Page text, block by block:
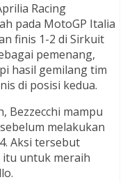
Racing
pada MotoGP Italia
finis 1-2 di Sirkuit
pemenang,
hasil gemilang tim
di posisi kedua.
Bezzecchi mampu
melakukan
Aksi tersebut
itu untuk meraih